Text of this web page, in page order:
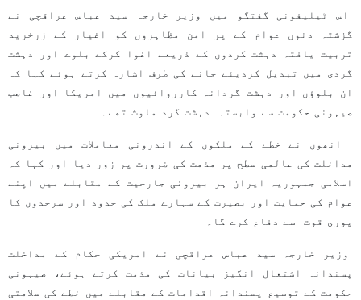
اس ٹیلیفونی گفتگو میں وزیر خارجہ سید عباس عراقچی نے
گزشتہ دنوں عوام کے پر امن مظاہروں کو اغیار کے زرخرید
تربیت یافتہ دہشت گردوں کے ذریعے اغوا کرکے بلوے اور دہشت
گردی میں تبدیل کردیئے جانے کی طرف اشارہ کرتے ہوئے کہا کہ
ان بلوؤں اور دہشت گردانہ کارروائیوں میں امریکا اور غاصب
صیہونی حکومت سے وابستہ دہشت گرد ملوث تھے۔
انھوں نے خطے کے ملکوں کے اندرونی معاملات میں بیرونی
مداخلت کی عالمی سطح پر مذمت کی ضرورت پر زور دیا اور کہا کہ
اسلامی جمہوریہ ایران ہر بیرونی جارحیت کے مقابلے میں اپنے
عوام کی حمایت اور بصیرت کے سہارے ملک کی حدود اور سرحدوں کا
پوری قوت سے دفاع کرے گا۔
وزیر خارجہ سید عباس عراقچی نے امریکی حکام کے مداخلت
پسندانہ اشتعال انگیز بیانات کی مذمت کرتے ہوئے، صیہونی
حکومت کے توسیع پسندانہ اقدامات کے مقابلے میں خطے کی سلامتی